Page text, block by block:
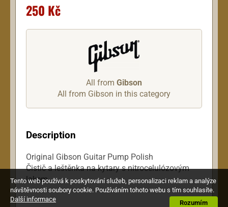
250 Kč
All from Gibson
All from Gibson in this category
Description
Original Gibson Guitar Pump Polish
Čistič a leštěnka na kytary s nitrocelulózovým
lakem.
Tento web používá k poskytování služeb, personalizaci reklam a analýze
návštěvnosti soubory cookie. Používáním tohoto webu s tím souhlasíte.
Rozumím
Další informace